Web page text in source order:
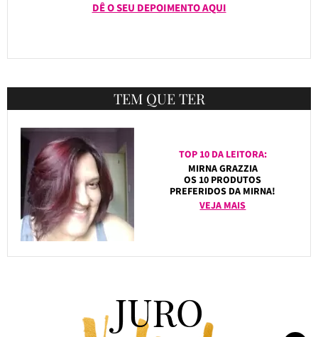
DÊ O SEU DEPOIMENTO AQUI
TEM QUE TER
TOP 10 DA LEITORA:
MIRNA GRAZZIA
OS 10 PRODUTOS
PREFERIDOS DA MIRNA!
VEJA MAIS